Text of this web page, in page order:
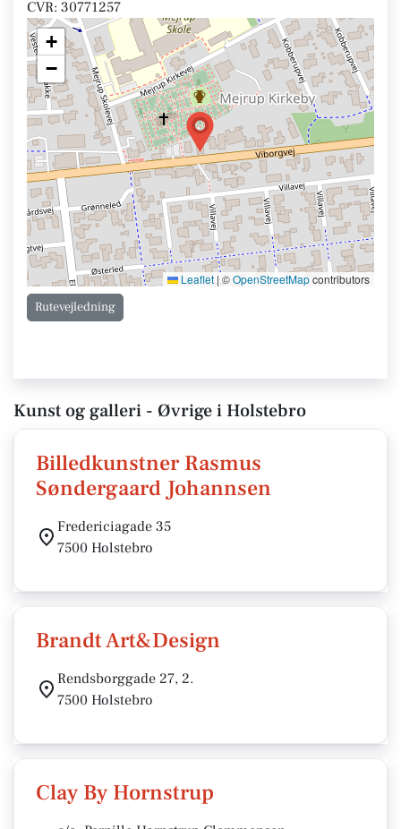
CVR: 30771257
+
−
Leaflet |©OpenStreetMapcontributors
Rutevejledning
Kunst og galleri - Øvrige i Holstebro
Billedkunstner Rasmus
Søndergaard Johannsen
Fredericiagade 35
7500 Holstebro
Brandt Art&Design
Rendsborggade 27, 2.
7500 Holstebro
Clay By Hornstrup